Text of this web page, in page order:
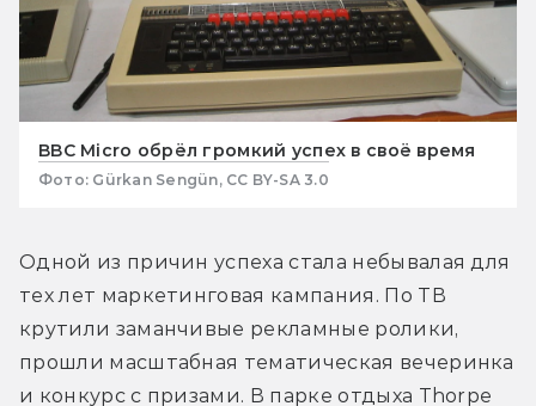
BBC Micro обрёл громкий успех в своё время
Фото: Gürkan Sengün, CC BY-SA 3.0
Одной из причин успеха стала небывалая для
тех лет маркетинговая кампания. По ТВ
крутили заманчивые рекламные ролики,
прошли масштабная тематическая вечеринка
и конкурс с призами. В парке отдыха Thorpe